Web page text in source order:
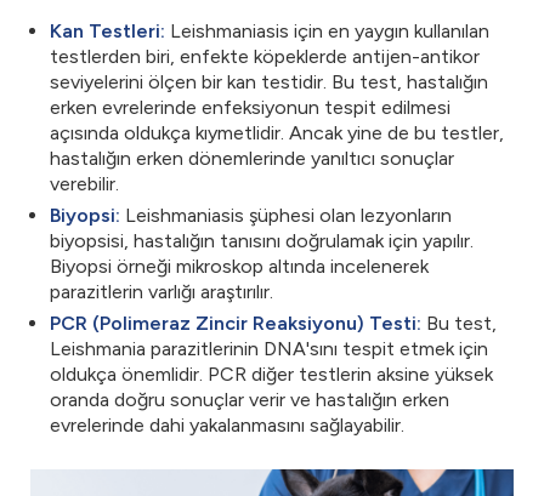
Kan Testleri: Leishmaniasis için en yaygın kullanılan
testlerden biri, enfekte köpeklerde antijen-antikor
seviyelerini ölçen bir kan testidir. Bu test, hastalığın
erken evrelerinde enfeksiyonun tespit edilmesi
açısında oldukça kıymetlidir. Ancak yine de bu testler,
hastalığın erken dönemlerinde yanıltıcı sonuçlar
verebilir.
Biyopsi: Leishmaniasis şüphesi olan lezyonların
biyopsisi, hastalığın tanısını doğrulamak için yapılır.
Biyopsi örneği mikroskop altında incelenerek
parazitlerin varlığı araştırılır.
PCR (Polimeraz Zincir Reaksiyonu) Testi: Bu test,
Leishmania parazitlerinin DNA'sını tespit etmek için
oldukça önemlidir. PCR diğer testlerin aksine yüksek
oranda doğru sonuçlar verir ve hastalığın erken
evrelerinde dahi yakalanmasını sağlayabilir.